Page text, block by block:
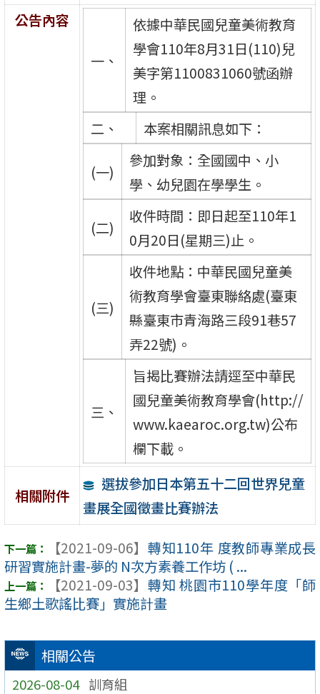
相關公告
2026-08-04 訓育組
公告內容
一、
依據中華民國兒童美術教育
學會110年8月31日(110)兒
美字第1100831060號函辦
理。
二、
本案相關訊息如下：
(一)
參加對象：全國國中、小
學、幼兒園在學學生。
(二)
收件時間：即日起至110年1
0月20日(星期三)止。
(三)
收件地點：中華民國兒童美
術教育學會臺東聯絡處(臺東
縣臺東市青海路三段91巷57
弄22號)。
三、
旨揭比賽辦法請逕至中華民
國兒童美術教育學會(http://
www.kaearoc.org.tw)公布
欄下載。
相關附件
選拔參加日本第五十二回世界兒童
畫展全國徵畫比賽辦法
【2021-09-06】 轉知110年 度教師專業成長
研習實施計畫-夢的 N次方素養工作坊 ( ...
【2021-09-03】 轉知 桃園市110學年度「師
生鄉土歌謠比賽」實施計畫